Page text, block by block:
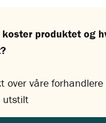
koster produktet og
over våre
utstilt